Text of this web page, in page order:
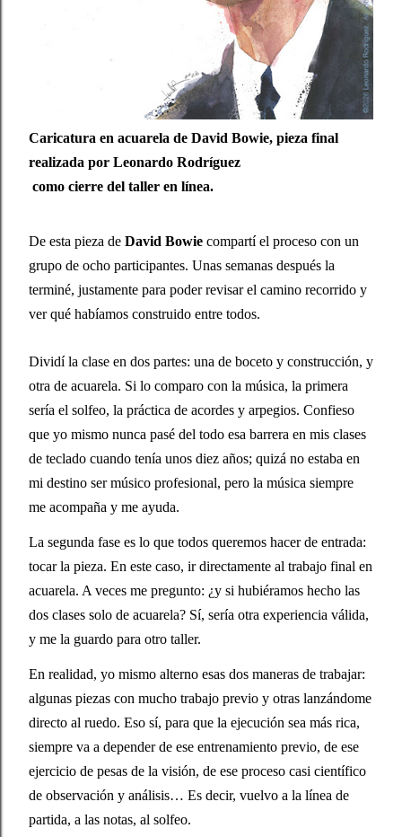
Caricatura en acuarela de David Bowie, pieza final
realizada por Leonardo Rodríguez
como cierre del taller en línea.
De esta pieza de David Bowie compartí el proceso con un
grupo de ocho participantes. Unas semanas después la
terminé, justamente para poder revisar el camino recorrido y
ver qué habíamos construido entre todos.
Dividí la clase en dos partes: una de boceto y construcción, y
otra de acuarela. Si lo comparo con la música, la primera
sería el solfeo, la práctica de acordes y arpegios. Confieso
que yo mismo nunca pasé del todo esa barrera en mis clases
de teclado cuando tenía unos diez años; quizá no estaba en
mi destino ser músico profesional, pero la música siempre
me acompaña y me ayuda.
La segunda fase es lo que todos queremos hacer de entrada:
tocar la pieza. En este caso, ir directamente al trabajo final en
acuarela. A veces me pregunto: ¿y si hubiéramos hecho las
dos clases solo de acuarela? Sí, sería otra experiencia válida,
y me la guardo para otro taller.
En realidad, yo mismo alterno esas dos maneras de trabajar:
algunas piezas con mucho trabajo previo y otras lanzándome
directo al ruedo. Eso sí, para que la ejecución sea más rica,
siempre va a depender de ese entrenamiento previo, de ese
ejercicio de pesas de la visión, de ese proceso casi científico
de observación y análisis… Es decir, vuelvo a la línea de
partida, a las notas, al solfeo.